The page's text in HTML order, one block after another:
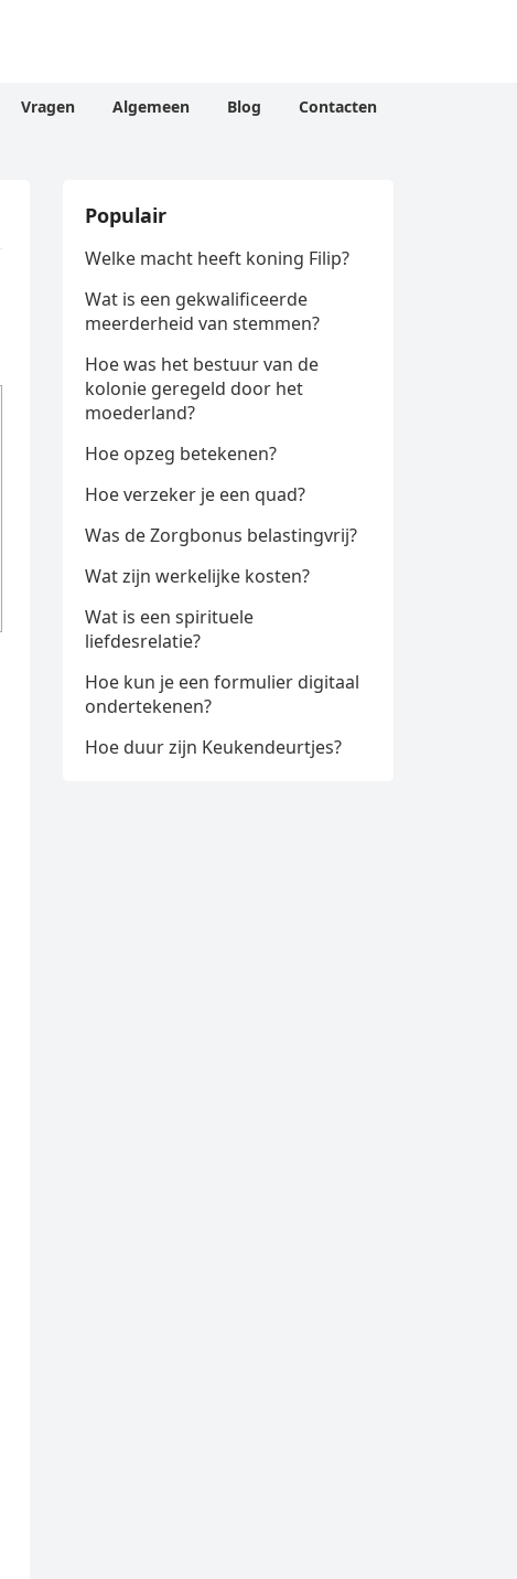
Vragen Algemeen Blog Contacten
Populair
Welke macht heeft koning Filip?
Wat is een gekwalificeerde
meerderheid van stemmen?
Hoe was het bestuur van de
kolonie geregeld door het
moederland?
Hoe opzeg betekenen?
Hoe verzeker je een quad?
Was de Zorgbonus belastingvrij?
Wat zijn werkelijke kosten?
Wat is een spirituele
liefdesrelatie?
Hoe kun je een formulier digitaal
ondertekenen?
Hoe duur zijn Keukendeurtjes?